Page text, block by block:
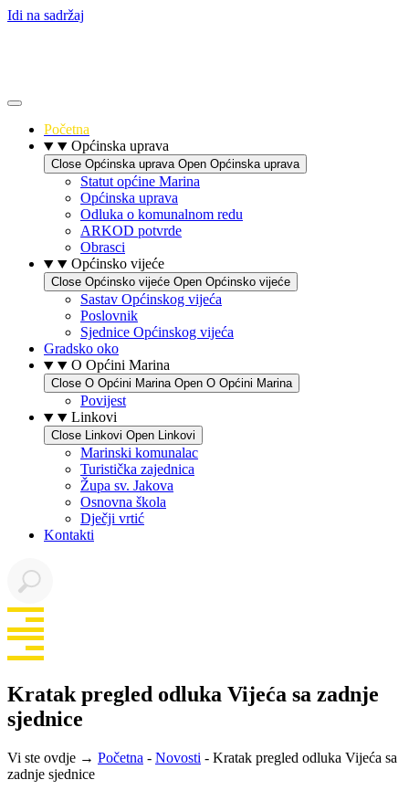
Idi na sadržaj
Početna
Općinska uprava
Close Općinska uprava Open Općinska uprava
Statut općine Marina
Općinska uprava
Odluka o komunalnom redu
ARKOD potvrde
Obrasci
Općinsko vijeće
Close Općinsko vijeće Open Općinsko vijeće
Sastav Općinskog vijeća
Poslovnik
Sjednice Općinskog vijeća
Gradsko oko
O Općini Marina
Close O Općini Marina Open O Općini Marina
Povijest
Linkovi
Close Linkovi Open Linkovi
Marinski komunalac
Turistička zajednica
Župa sv. Jakova
Osnovna škola
Dječji vrtić
Kontakti
Kratak pregled odluka Vijeća sa zadnje
sjednice
Vi ste ovdje → Početna - Novosti - Kratak pregled odluka Vijeća sa
zadnje sjednice